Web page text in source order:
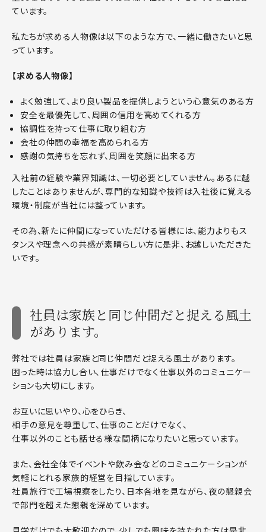
ています。
私たちが求める人物像は以下のような方で、一緒に働きたいと思
っています。
【求める人物像】
よく勉強して、より良い製品を提供しようという心意気のある方
安全を最優先して、周囲の信用を高めてくれる方
協調性を持って仕事に取り組む方
会社の仲間の幸福を高められる方
感謝の気持ちを忘れず、周囲を笑顔に出来る方
入社前の経験や業界知識は、一切必要としていません。あるに越
したことはありませんが、専門的な知識や技術は入社後に覚える
環境・制度が当社には整っています。
その為、新たに仲間になっていただける皆様には、能力よりもス
タンスや理念への共感が素晴らしい方に是非、お越しいただきた
いです。
社員は家族と同じ仲間だと捉える風土
があります。
弊社では社員は家族と同じ仲間だと捉える風土があります。
困った時は協力し合い、仕事だけでなく仕事以外のコミュニケー
ションも大切にします。
お互いに思いやり、心をひらき、
相手の意見を尊重して、仕事のことだけでなく、
仕事以外のことも話せる様な間柄になりたいと思っています。
また、会社全体でイベントや飲み会などのコミュニケーションが
気軽にとれる家族的経営を目指しています。
社員旅行で工場視察をしたり、日本各地を見ながら、夜の懇親会
で部門を超えた懇親を深めています。